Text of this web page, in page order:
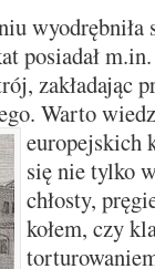
wyodrębniła
posiadał
zakładając
Warto
europejskich
się nie tylko
chłosty,
kołem, czy